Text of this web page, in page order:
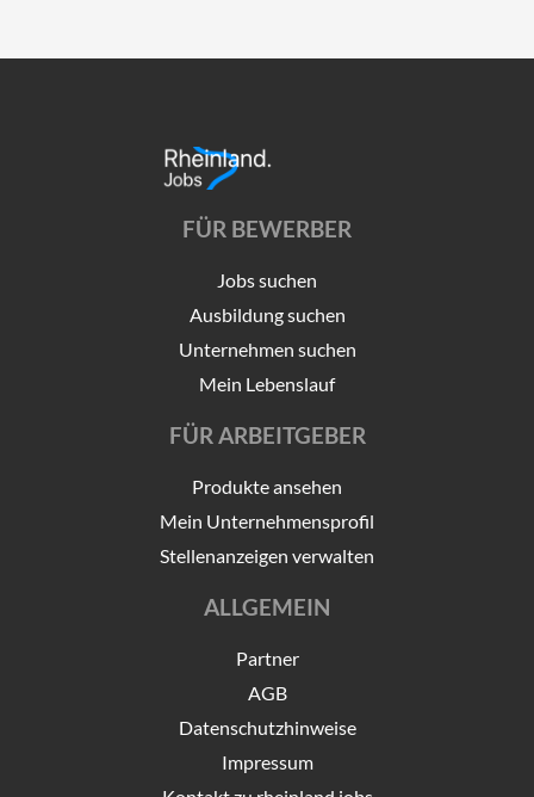
FÜR BEWERBER
Jobs suchen
Ausbildung suchen
Unternehmen suchen
Mein Lebenslauf
FÜR ARBEITGEBER
Produkte ansehen
Mein Unternehmensprofil
Stellenanzeigen verwalten
ALLGEMEIN
Partner
AGB
Datenschutzhinweise
Impressum